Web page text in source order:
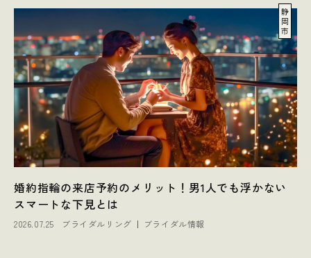
静
岡
市
婚約指輪の来店予約のメリット！男1人でも浮かない
スマートな下見とは
2026.07.25 ブライダルリング ブライダル情報